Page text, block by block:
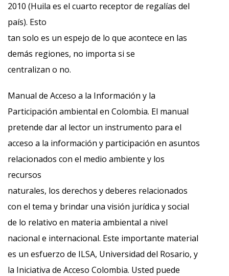
2010 (Huila es el cuarto receptor de regalías del
país). Esto
tan solo es un espejo de lo que acontece en las
demás regiones, no importa si se
centralizan o no.
Manual de Acceso a la Información y la
Participación ambiental en Colombia. El manual
pretende dar al lector un instrumento para el
acceso a la información y participación en asuntos
relacionados con el medio ambiente y los
recursos
naturales, los derechos y deberes relacionados
con el tema y brindar una visión jurídica y social
de lo relativo en materia ambiental a nivel
nacional e internacional. Este importante material
es un esfuerzo de ILSA, Universidad del Rosario, y
la Iniciativa de Acceso Colombia. Usted puede